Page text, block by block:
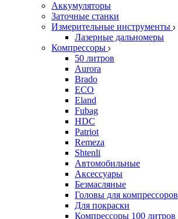
Аккумуляторы
Заточные станки
Измерительные инструменты
Лазерные дальномеры
Компрессоры
50 литров
Aurora
Brado
ECO
Eland
Fubag
HDC
Patriot
Remeza
Shtenli
Автомобильные
Аксессуары
Безмасляные
Головы для компрессоров
Для покраски
Компрессоры 100 литров